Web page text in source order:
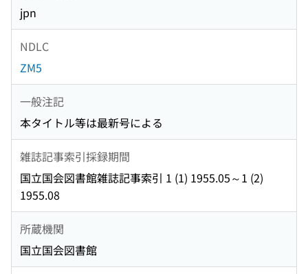
jpn
NDLC
ZM5
一般注記
本タイトル等は最新号による
雑誌記事索引採録期間
国立国会図書館雑誌記事索引 1 (1) 1955.05～1 (2)
1955.08
所蔵機関
国立国会図書館